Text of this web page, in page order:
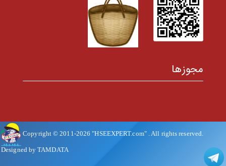
مجوزها
Copyright © 2011-2026 "HSEEXPERT.com". All rights reserved.
Designed by TAMDATA